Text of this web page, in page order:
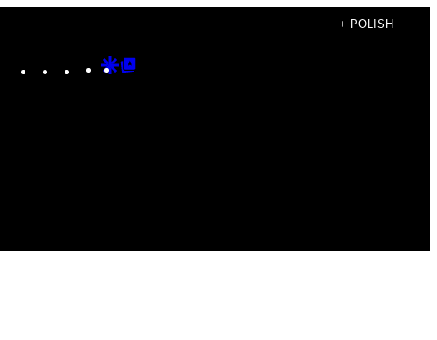
+ POLISH
Instagram
TikTokYouTube
Google